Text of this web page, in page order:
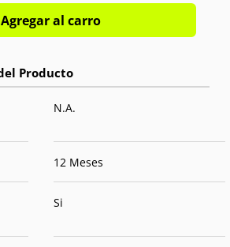
Agregar al carro
N.A.
12 Meses
Si